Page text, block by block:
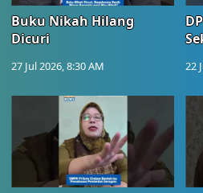
Buku Nikah Hilang
Dicuri
27 Jul 2026, 8:30 AM 22